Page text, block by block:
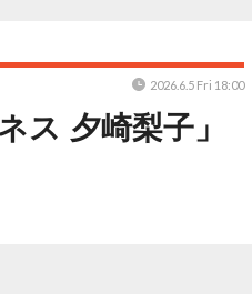
夕崎梨子」
2026.6.5 Fri 18:00